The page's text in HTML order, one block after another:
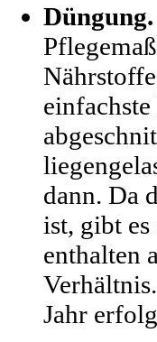
Düngung.
dann. Da
ist, gibt
enthalten
Jahr